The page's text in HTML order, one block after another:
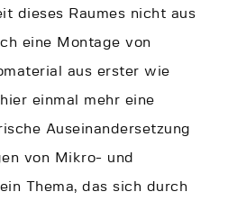
dieses Raumes nicht aus
eine Montage von
aus erster wie
einmal mehr eine
Auseinandersetzung
von Mikro- und
Thema, das sich durch